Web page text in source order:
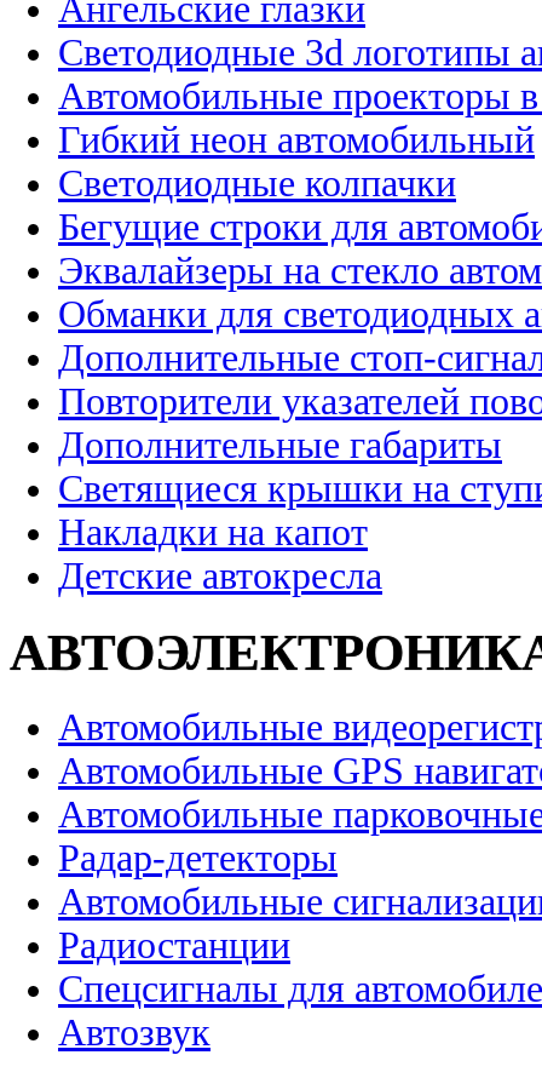
Ангельские глазки
Светодиодные 3d логотипы
Автомобильные проекторы
Гибкий неон автомобильный
Светодиодные колпачки
Бегущие строки для
Эквалайзеры на стекло
Обманки для светодиодных
Дополнительные стоп-
Повторители указателей
Дополнительные габариты
Светящиеся крышки на
Накладки на капот
Детские автокресла
Автомобильные
Автомобильные GPS
Автомобильные
Радар-детекторы
Автомобильные
Радиостанции
Спецсигналы для
Автозвук